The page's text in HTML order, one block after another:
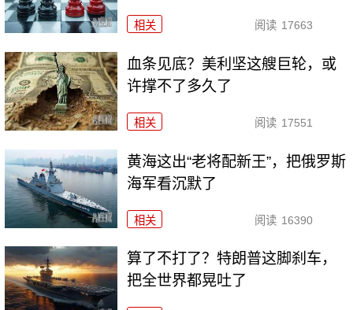
相关 阅读 17663
血条见底？美利坚这艘巨轮，或
许撑不了多久了
相关 阅读 17551
黄海这出“老将配新王”，把俄罗斯
海军看沉默了
相关 阅读 16390
算了不打了？特朗普这脚刹车，
把全世界都晃吐了